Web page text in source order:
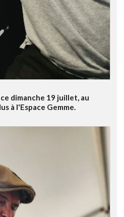
dimanche 19 juillet, au
à l'Espace Gemme.